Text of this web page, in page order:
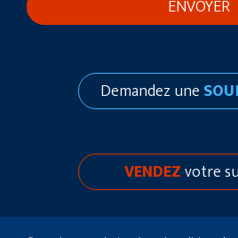
Demandez une
VENDEZvotre